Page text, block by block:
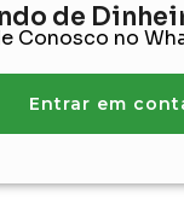
de
Conosco no
Entrar em